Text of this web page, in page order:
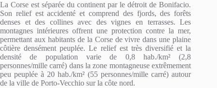
La Corse est séparée du continent par le détroit de Bonifacio.
Son relief est accidenté et comprend des fjords, des forêts
denses et des collines avec des vignes en terrasses. Les
montagnes intérieures offrent une protection contre la mer,
permettant aux habitants de la Corse de vivre dans une plaine
côtière densément peuplée. Le relief est très diversifié et la
densité de population varie de 0,8 hab./km² (2,8
personnes/mille carré) dans la zone montagneuse extrêmement
peu peuplée à 20 hab./km² (55 personnes/mille carré) autour
de la ville de Porto-Vecchio sur la côte nord.